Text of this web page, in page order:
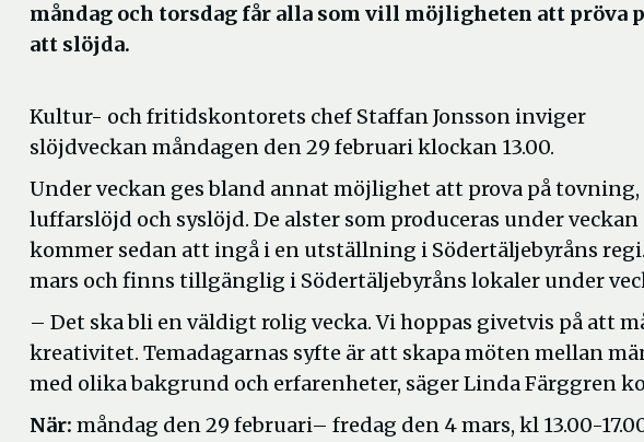
måndag och torsdag får alla som vill möjligheten att pröva
att slöjda.
Kultur- och fritidskontorets chef Staffan Jonsson inviger
slöjdveckan måndagen den 29 februari klockan 13.00.
Under veckan ges bland annat möjlighet att prova på tovning,
luffarslöjd och syslöjd. De alster som produceras under veckan
kommer sedan att ingå i en utställning i Södertäljebyråns
mars och finns tillgänglig i Södertäljebyråns lokaler under
– Det ska bli en väldigt rolig vecka. Vi hoppas givetvis på att
kreativitet. Temadagarnas syfte är att skapa möten mellan
med olika bakgrund och erfarenheter, säger Linda Färggren
När: måndag den 29 februari– fredag den 4 mars, kl 13.00-